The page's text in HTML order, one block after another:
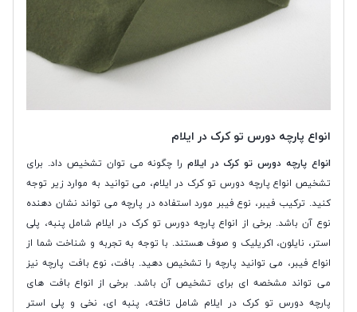
انواع پارچه دورس تو کرک در ایلام
انواع پارچه دورس تو کرک در ایلام را چگونه می توان تشخیص داد. برای
تشخیص انواع پارچه دورس تو کرک در ایلام، می توانید به موارد زیر توجه
کنید. ترکیب فیبر، نوع فیبر مورد استفاده در پارچه می تواند نشان دهنده
نوع آن باشد. برخی از انواع پارچه دورس تو کرک در ایلام شامل پنبه، پلی
استر، نایلون، اکریلیک و صوف هستند. با توجه به تجربه و شناخت شما از
انواع فیبر، می توانید پارچه را تشخیص دهید. بافت، نوع بافت پارچه نیز
می تواند مشخصه ای برای تشخیص آن باشد. برخی از انواع بافت های
پارچه دورس تو کرک در ایلام شامل تافته، پنبه ای، نخی و پلی استر